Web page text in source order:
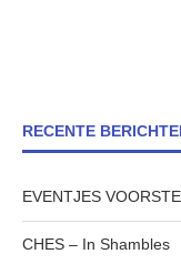
RECENTE
EVENTJES
CHES – In Shambles